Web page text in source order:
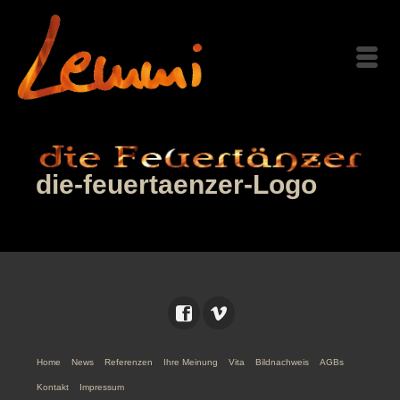
die-feuertaenzer-Logo
Home News Referenzen Ihre Meinung Vita Bildnachweis AGBs
Kontakt Impressum